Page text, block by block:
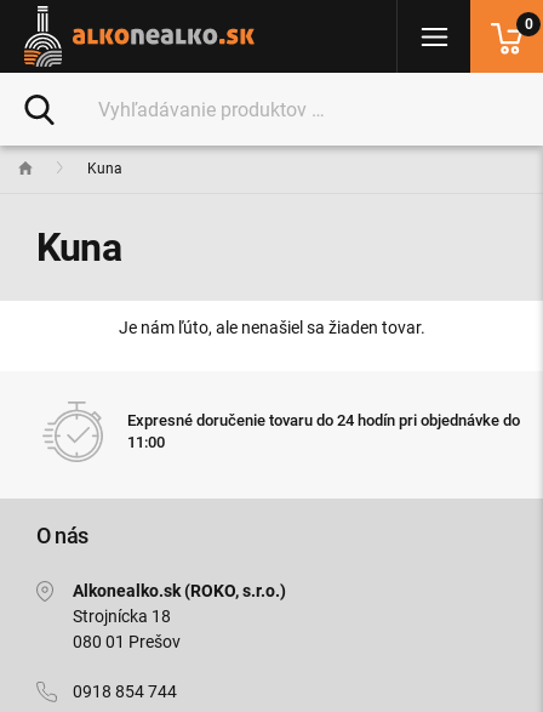
Kuna
Kuna
Je nám ľúto, ale nenašiel sa žiaden tovar.
Expresné doručenie tovaru do 24 hodín pri objednávke do
11:00
O nás
Alkonealko.sk (ROKO, s.r.o.)
Strojnícka 18
080 01 Prešov
0918 854 744
0